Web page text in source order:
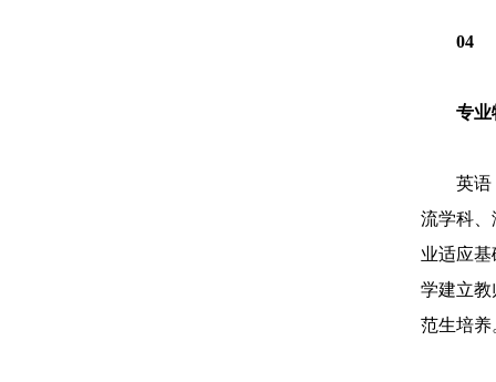
04
专业
英语
流学科、
业适应
学建立教
范生培养